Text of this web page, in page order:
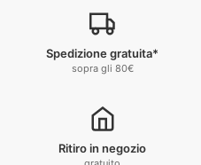
Spedizione gratuita*
sopra gli 80€
Ritiro in negozio